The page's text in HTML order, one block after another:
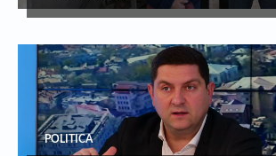
POLITICA